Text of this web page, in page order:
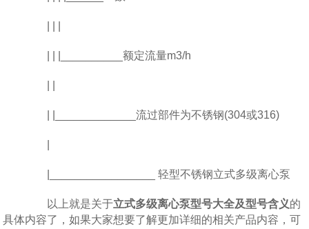
| | |__________额定流量m3/h
| |_____________流过部件为不锈钢(304或316)
|_________________ 轻型不锈钢立式多级离心泵
以上就是关于立式多级离心泵型号大全及型号含义的
具体内容了，如果大家想要了解更加详细的相关产品内容，可